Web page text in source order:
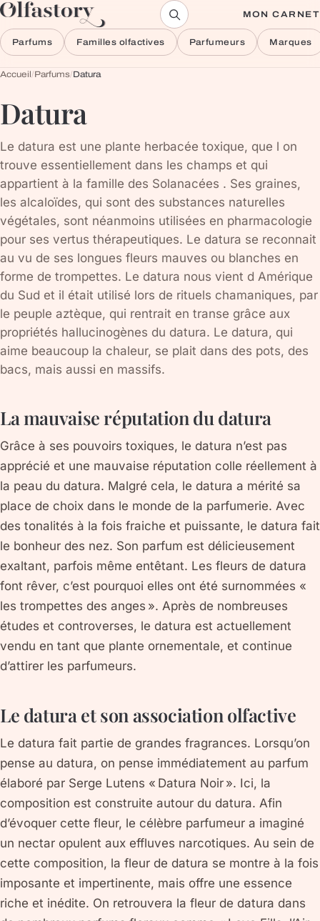
Aller au contenu MON CARNET
Parfums Familles olfactives Parfumeurs Marques
Accueil/Parfums/Datura
Datura
Le datura est une plante herbacée toxique, que l on
trouve essentiellement dans les champs et qui
appartient à la famille des Solanacées . Ses graines,
les alcaloïdes, qui sont des substances naturelles
végétales, sont néanmoins utilisées en pharmacologie
pour ses vertus thérapeutiques. Le datura se reconnait
au vu de ses longues fleurs mauves ou blanches en
forme de trompettes. Le datura nous vient d Amérique
du Sud et il était utilisé lors de rituels chamaniques, par
le peuple aztèque, qui rentrait en transe grâce aux
propriétés hallucinogènes du datura. Le datura, qui
aime beaucoup la chaleur, se plait dans des pots, des
bacs, mais aussi en massifs.
La mauvaise réputation du datura
Grâce à ses pouvoirs toxiques, le datura n’est pas
apprécié et une mauvaise réputation colle réellement à
la peau du datura. Malgré cela, le datura a mérité sa
place de choix dans le monde de la parfumerie. Avec
des tonalités à la fois fraiche et puissante, le datura fait
le bonheur des nez. Son parfum est délicieusement
exaltant, parfois même entêtant. Les fleurs de datura
font rêver, c’est pourquoi elles ont été surnommées «
les trompettes des anges ». Après de nombreuses
études et controverses, le datura est actuellement
vendu en tant que plante ornementale, et continue
d’attirer les parfumeurs.
Le datura et son association olfactive
Le datura fait partie de grandes fragrances. Lorsqu’on
pense au datura, on pense immédiatement au parfum
élaboré par Serge Lutens « Datura Noir ». Ici, la
composition est construite autour du datura. Afin
d’évoquer cette fleur, le célèbre parfumeur a imaginé
un nectar opulent aux effluves narcotiques. Au sein de
cette composition, la fleur de datura se montre à la fois
imposante et impertinente, mais offre une essence
riche et inédite. On retrouvera la fleur de datura dans